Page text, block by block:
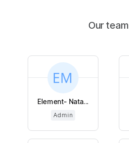
Our team
Element- Nata...
Admin